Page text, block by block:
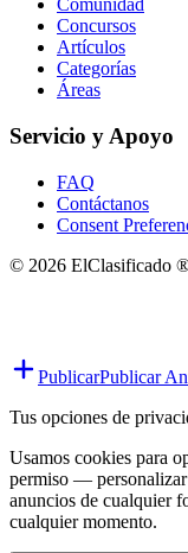
Comunidad
Concursos
Artículos
Categorías
Áreas
Servicio y Apoyo
FAQ
Contáctanos
Consent
© 2026 ElClasificado
PublicarPublicar
Tus opciones de
Usamos cookies para
permiso — personalizar
anuncios de cualquier
cualquier momento.